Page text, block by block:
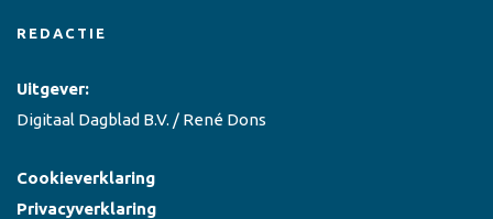
REDACTIE
Uitgever:
Digitaal Dagblad B.V. / René Dons
Cookieverklaring
Privacyverklaring